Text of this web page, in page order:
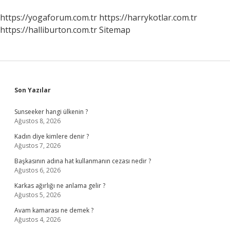
https://yogaforum.com.tr https://harrykotlar.com.tr
https://halliburton.com.trSitemap
Sidebar
Son Yazılar
Sunseeker hangi ülkenin ?
Ağustos 8, 2026
Kadın diye kimlere denir ?
Ağustos 7, 2026
Başkasının adına hat kullanmanın cezası nedir ?
Ağustos 6, 2026
Karkas ağırlığı ne anlama gelir ?
Ağustos 5, 2026
Avam kamarası ne demek ?
Ağustos 4, 2026